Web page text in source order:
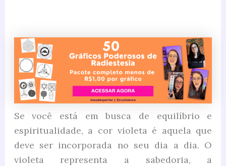
Se você está em busca de equilíbrio e
espiritualidade, a cor violeta é aquela que
deve ser incorporada no seu dia a dia. O
violeta representa a sabedoria, a